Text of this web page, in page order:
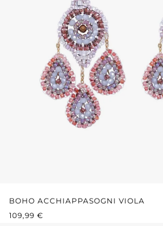
BOHO ACCHIAPPASOGNI VIOLA
PREZZO NORMALE:
109,99 €